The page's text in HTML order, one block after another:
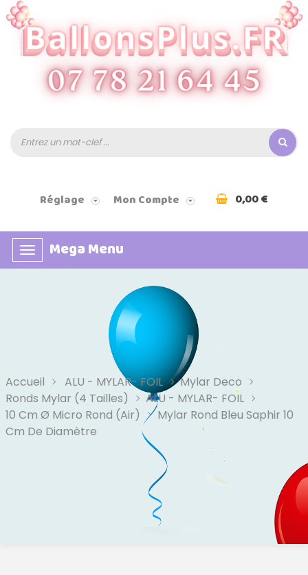
Réglage Mon Compte 0,00 €
Basculer
la
Mega Menu
Accueil ALU - MYLAR- FOIL
Mylar Deco
Ronds Mylar (4 Tailles)
ALU - MYLAR- FOIL
10 Cm Ø Micro Rond (Air)
Mylar Rond Bleu Saphir 10
Cm De Diamètre